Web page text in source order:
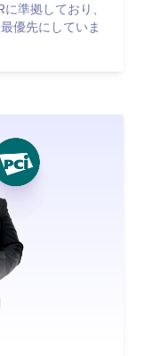
準拠しており、
優先にしていま